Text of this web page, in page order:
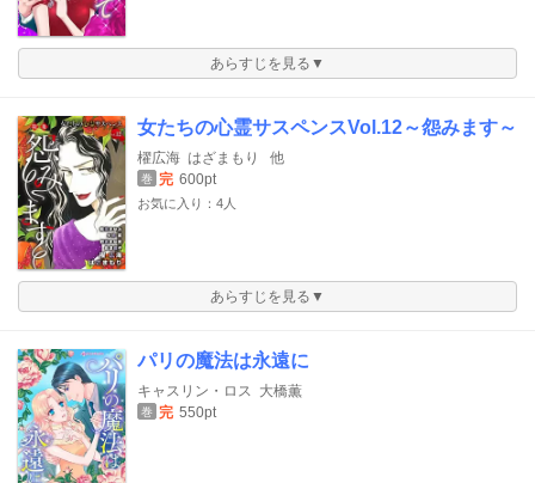
あらすじを見る▼
女たちの心霊サスペンスVol.12～怨みます～
櫂広海 はざまもり 他
巻 完 600pt
お気に入り：4人
あらすじを見る▼
パリの魔法は永遠に
キャスリン・ロス 大橋薫
巻 完 550pt